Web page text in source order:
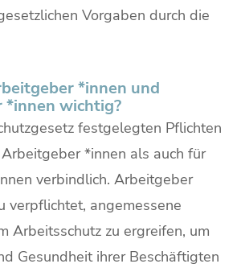
Vorgaben durch die
*innen und
wichtig?
festgelegten Pflichten
*innen als auch für
verbindlich. Arbeitgeber
verpflichtet, angemessene
Arbeitsschutz zu ergreifen, um
Gesundheit ihrer Beschäftigten